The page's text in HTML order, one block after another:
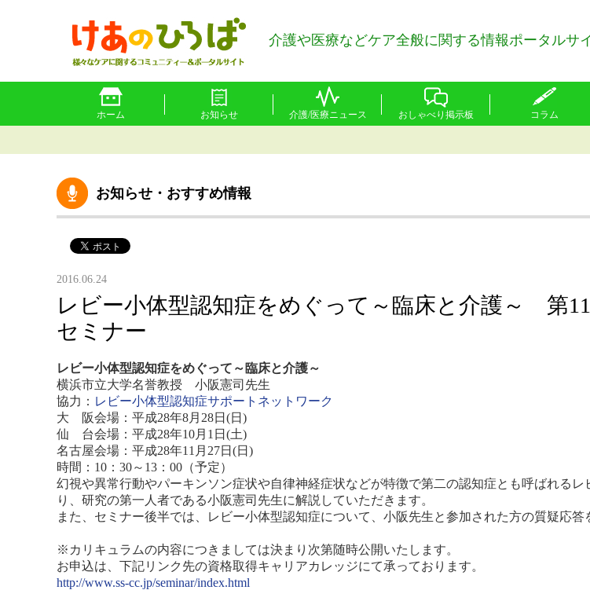
介護や医療などケア全般に関する情報ポータルサ
ホーム お知らせ 介護/医療ニュース おしゃべり掲示板 コラム
お知らせ・おすすめ情報
2016.06.24
レビー小体型認知症をめぐって～臨床と介護～ 第
セミナー
レビー小体型認知症をめぐって～臨床と介護～
横浜市立大学名誉教授 小阪憲司先生
協力： レビー小体型認知症サポートネットワーク
大 阪会場：平成28年8月28日(日)
仙 台会場：平成28年10月1日(土)
名古屋会場：平成28年11月27日(日)
時間：10：30～13：00（予定）
幻視や異常行動やパーキンソン症状や自律神経症状などが特徴で第二の認知症とも呼ばれる
り、研究の第一人者である小阪憲司先生に解説していただきます。
また、セミナー後半では、レビー小体型認知症について、小阪先生と参加された方の質疑応答
※カリキュラムの内容につきましては決まり次第随時公開いたします。
お申込は、下記リンク先の資格取得キャリアカレッジにて承っております。
http://www.ss-cc.jp/seminar/index.html